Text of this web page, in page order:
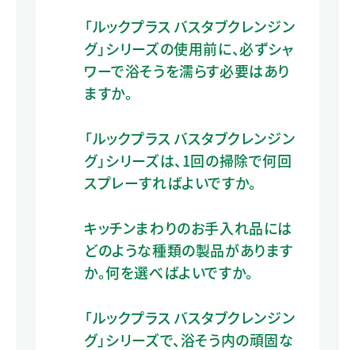
「ルックプラス バスタブクレンジン
グ」シリーズの使用前に、必ずシャ
ワーで浴そうを濡らす必要はあり
ますか。
「ルックプラス バスタブクレンジン
グ」シリーズは、1回の掃除で何回
スプレーすればよいですか。
キッチンまわりのお手入れ品には
どのような種類の製品があります
か。何を選べばよいですか。
「ルックプラス バスタブクレンジン
グ」シリーズで、浴そう内の頑固な